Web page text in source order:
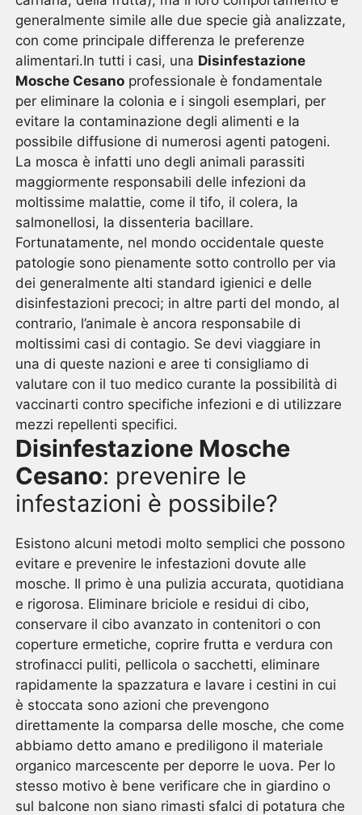
generalmente simile alle due specie già analizzate,
con come principale differenza le preferenze
alimentari.In tutti i casi, una Disinfestazione
Mosche Cesano professionale è fondamentale
per eliminare la colonia e i singoli esemplari, per
evitare la contaminazione degli alimenti e la
possibile diffusione di numerosi agenti patogeni.
La mosca è infatti uno degli animali parassiti
maggiormente responsabili delle infezioni da
moltissime malattie, come il tifo, il colera, la
salmonellosi, la dissenteria bacillare.
Fortunatamente, nel mondo occidentale queste
patologie sono pienamente sotto controllo per via
dei generalmente alti standard igienici e delle
disinfestazioni precoci; in altre parti del mondo, al
contrario, l’animale è ancora responsabile di
moltissimi casi di contagio. Se devi viaggiare in
una di queste nazioni e aree ti consigliamo di
valutare con il tuo medico curante la possibilità di
vaccinarti contro specifiche infezioni e di utilizzare
mezzi repellenti specifici.
Disinfestazione Mosche
Cesano: prevenire le
infestazioni è possibile?
Esistono alcuni metodi molto semplici che possono
evitare e prevenire le infestazioni dovute alle
mosche. Il primo è una pulizia accurata, quotidiana
e rigorosa. Eliminare briciole e residui di cibo,
conservare il cibo avanzato in contenitori o con
coperture ermetiche, coprire frutta e verdura con
strofinacci puliti, pellicola o sacchetti, eliminare
rapidamente la spazzatura e lavare i cestini in cui
è stoccata sono azioni che prevengono
direttamente la comparsa delle mosche, che come
abbiamo detto amano e prediligono il materiale
organico marcescente per deporre le uova. Per lo
stesso motivo è bene verificare che in giardino o
sul balcone non siano rimasti sfalci di potatura che